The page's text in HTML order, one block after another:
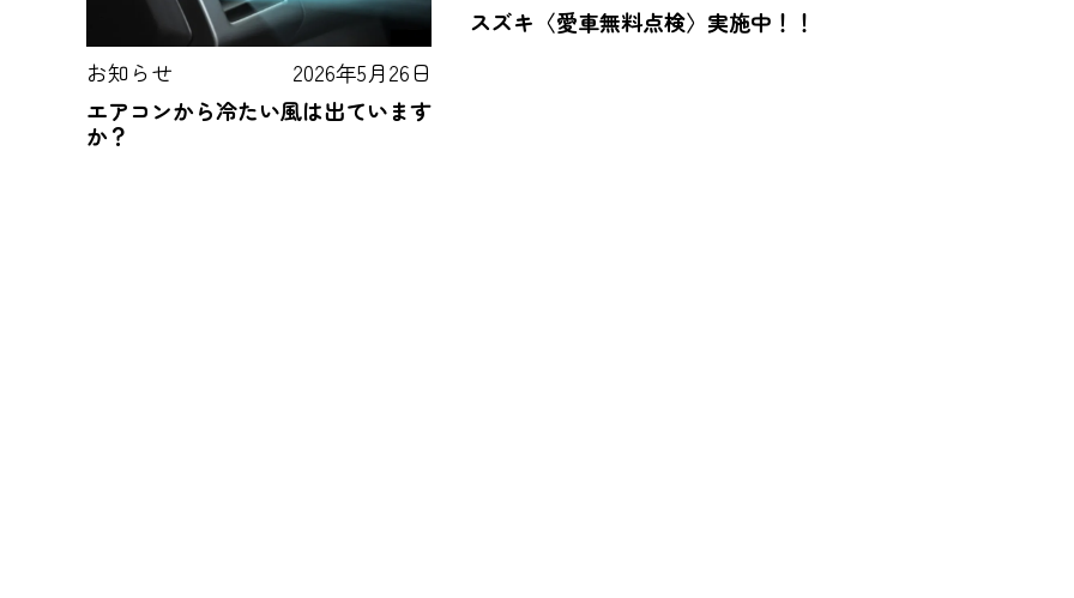
お知らせ
2026年5月26日
エアコンから冷たい風は出ています
か？
スズキ〈愛車無料点検〉実施中！！